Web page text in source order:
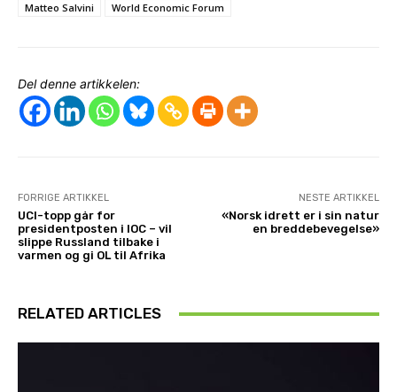
Matteo Salvini
World Economic Forum
Del denne artikkelen:
FORRIGE ARTIKKEL
UCI-topp går for
presidentposten i IOC – vil
slippe Russland tilbake i
varmen og gi OL til Afrika
NESTE ARTIKKEL
«Norsk idrett er i sin natur
en breddebevegelse»
RELATED ARTICLES